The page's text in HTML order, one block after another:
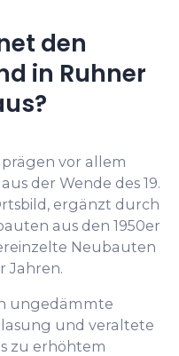
den
in Ruhner
vor allem
der Wende des 19.
ergänzt durch
aus den 1950er
Neubauten
Jahren.
ungedämmte
und veraltete
zu erhöhtem